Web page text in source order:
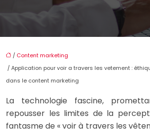
/ Content marketing
/ Application pour voir a travers les vetement :
dans le content marketing
La technologie fascine,
repousser les limites de la
fantasme de « voir à travers les